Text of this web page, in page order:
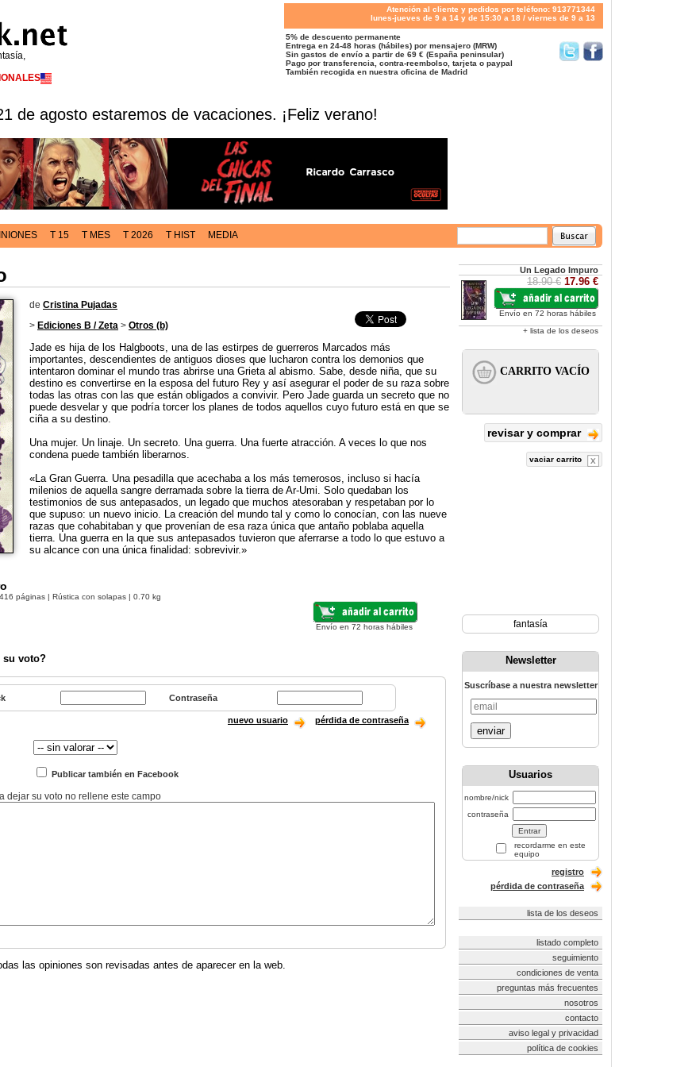
Atención al cliente y pedidos por teléfono: 913771344
lunes-jueves de 9 a 14 y de 15:30 a 18 / viernes de 9 a 13
5% de descuento permanente
Entrega en 24-48 horas (hábiles) por mensajero (MRW)
Sin gastos de envío a partir de 69 € (España peninsular)
Pago por transferencia, contra-reembolso, tarjeta o paypal
También recogida en nuestra oficina de Madrid
de agosto estaremos de vacaciones. ¡Feliz verano!
T 15 T MES T 2026 T HIST MEDIA
de Cristina Pujadas
> Ediciones B / Zeta > Otros (b)
Jade es hija de los Halgboots, una de las estirpes de guerreros Marcados más
importantes, descendientes de antiguos dioses que lucharon contra los demonios que
intentaron dominar el mundo tras abrirse una Grieta al abismo. Sabe, desde niña, que su
destino es convertirse en la esposa del futuro Rey y así asegurar el poder de su raza sobre
todas las otras con las que están obligados a convivir. Pero Jade guarda un secreto que no
puede desvelar y que podría torcer los planes de todos aquellos cuyo futuro está en que se
ciña a su destino.
Una mujer. Un linaje. Un secreto. Una guerra. Una fuerte atracción. A veces lo que nos
condena puede también liberarnos.
«La Gran Guerra. Una pesadilla que acechaba a los más temerosos, incluso si hacía
milenios de aquella sangre derramada sobre la tierra de Ar-Umi. Solo quedaban los
testimonios de sus antepasados, un legado que muchos atesoraban y respetaban por lo
que supuso: un nuevo inicio. La creación del mundo tal y como lo conocían, con las nueve
razas que cohabitaban y que provenían de esa raza única que antaño poblaba aquella
tierra. Una guerra en la que sus antepasados tuvieron que aferrarse a todo lo que estuvo a
su alcance con una única finalidad: sobrevivir.»
páginas | Rústica con solapas | 0.70 kg
Envío en 72 horas hábiles
su voto?
Contraseña
nuevo usuario pérdida de contraseña
Publicar también en Facebook
dejar su voto no rellene este campo
las opiniones son revisadas antes de aparecer en la web.
Un Legado Impuro
18.90 € 17.96 €
Envío en 72 horas hábiles
+ lista de los deseos
revisar y comprar
vaciar carrito
fantasía
Newsletter
Suscríbase a nuestra newsletter
enviar
Usuarios
nombre/nick
contraseña
recordarme en este
equipo
registro
pérdida de contraseña
lista de los deseos
listado completo
seguimiento
condiciones de venta
preguntas más frecuentes
nosotros
contacto
aviso legal y privacidad
política de cookies